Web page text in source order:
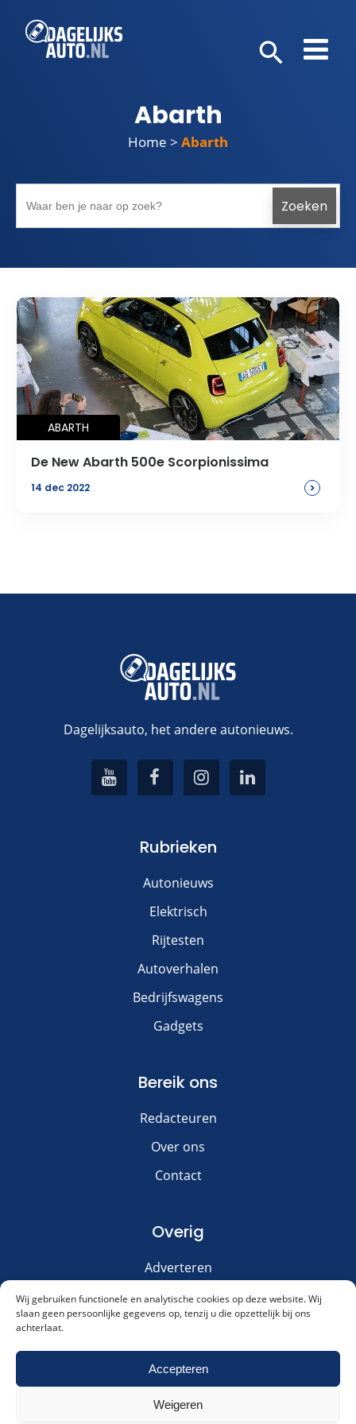
Wij gebruiken functionele en analytische cookies op deze website. Wij
slaan geen persoonlijke gegevens op, tenzij u die opzettelijk bij ons
achterlaat.
Accepteren
Weigeren
Abarth
Home > Abarth
ABARTH
De New Abarth 500e Scorpionissima
14 dec 2022 >
Dagelijksauto, het andere autonieuws.
Rubrieken
Autonieuws
Elektrisch
Rijtesten
Autoverhalen
Bedrijfswagens
Gadgets
Bereik ons
Redacteuren
Over ons
Contact
Overig
Adverteren
Disclaimer
Privacy & Cookies
Akkoord met onsprivacybeleid